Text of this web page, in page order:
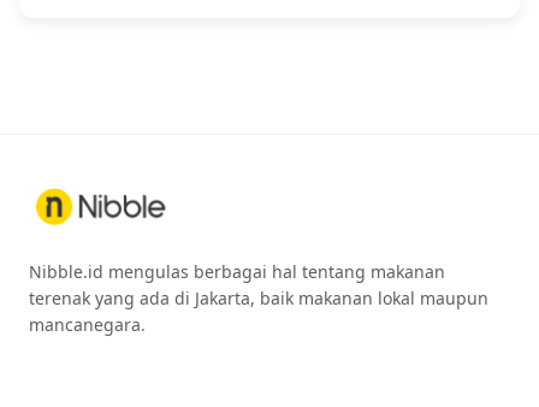
Nibble.id mengulas berbagai hal tentang makanan
terenak yang ada di Jakarta, baik makanan lokal maupun
mancanegara.